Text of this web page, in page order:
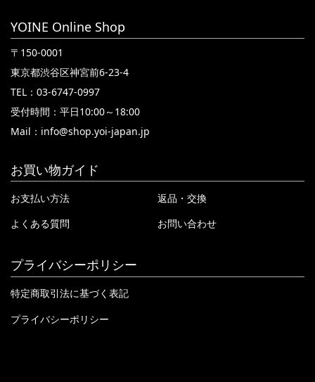
YOINE Online Shop
〒150-0001
東京都渋谷区神宮前6-23-4
TEL：03-6747-0997
受付時間：平日10:00～18:00
Mail： info@shop.yoi-japan.jp
お買い物ガイド
お支払い方法
返品・交換
よくある質問
お問い合わせ
プライバシーポリシー
特定商取引法に基づく表記
プライバシーポリシー